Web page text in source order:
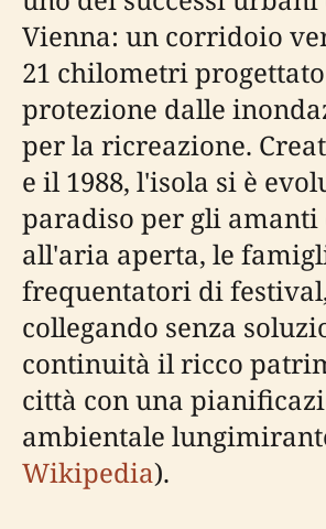
Vienna: un corridoio
21 chilometri
protezione dalle
per la ricreazione.
e il 1988, l'isola si è
paradiso per gli
all'aria aperta, le
frequentatori di
collegando senza
continuità il ricco
città con una
ambientale
Wikipedia).